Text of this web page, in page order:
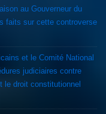
au Gouverneur du
faits sur cette controverse
et le Comité National
judiciaires contre
le droit constitutionnel